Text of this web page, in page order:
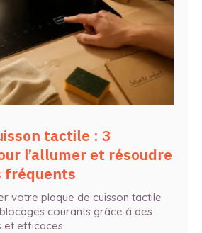
tactile : 3
l’allumer et résoudre
fréquents
votre plaque de cuisson tactile
courants grâce à des
et efficaces.